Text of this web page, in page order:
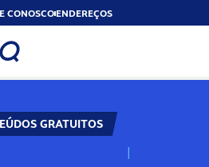
CONOSCOENDEREÇOS
GRATUITOS
N